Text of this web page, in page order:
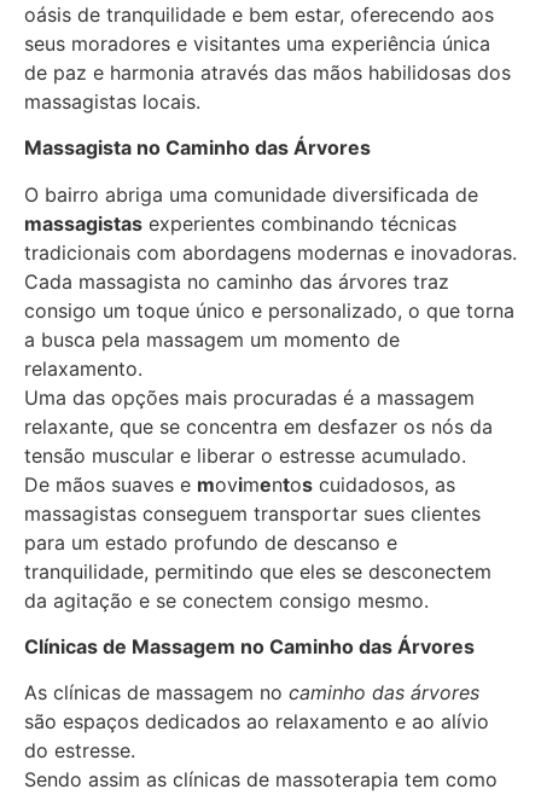
oásis de tranquilidade e bem estar, oferecendo aos
seus moradores e visitantes uma experiência única
de paz e harmonia através das mãos habilidosas dos
massagistas locais.
Massagista no Caminho das Árvores
O bairro abriga uma comunidade diversificada de
massagistas experientes combinando técnicas
tradicionais com abordagens modernas e inovadoras.
Cada massagista no caminho das árvores traz
consigo um toque único e personalizado, o que torna
a busca pela massagem um momento de
relaxamento.
Uma das opções mais procuradas é a massagem
relaxante, que se concentra em desfazer os nós da
tensão muscular e liberar o estresse acumulado.
De mãos suaves e movimentos cuidadosos, as
massagistas conseguem transportar sues clientes
para um estado profundo de descanso e
tranquilidade, permitindo que eles se desconectem
da agitação e se conectem consigo mesmo.
Clínicas de Massagem no Caminho das Árvores
As clínicas de massagem no caminho das árvores
são espaços dedicados ao relaxamento e ao alívio
do estresse.
Sendo assim as clínicas de massoterapia tem como